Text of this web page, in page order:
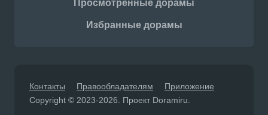
Просмотренные дорамы
Избранные дорамы
Контакты Правообладателям
Приложение
Copyright © 2023-2026. Проект Doramiru.